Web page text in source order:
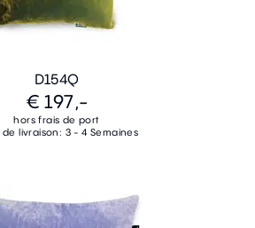
D154Q
€ 197,-
hors frais de port
de livraison: 3 - 4 Semaines